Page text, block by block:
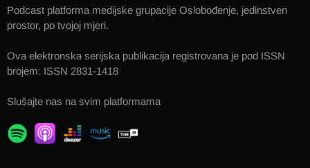
Podcast platforma medijske grupacije Oslobođenje, jedinstven
prostor, po tvojoj mjeri.
Ova elektronska serijska publikacija registrovana je pod ISSN
brojem: ISSN 2831-1418
Slušajte nas na svim platformama